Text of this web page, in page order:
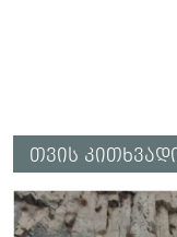
თვის